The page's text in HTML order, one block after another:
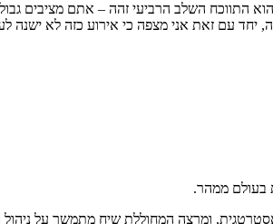
הוא התווכח השלב הרביעי זהה – אתם מציבים
עם זאת אני מצפה כי אירוע כזה לא ישנה
בעולם ממהר.
ומרצה המחוללת שיח מתמשך על